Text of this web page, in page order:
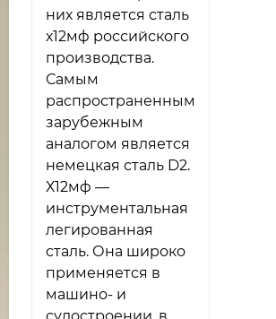
них является сталь
х12мф российского
производства.
Самым
распространенным
зарубежным
аналогом является
немецкая сталь D2.
Х12мф —
инструментальная
легированная
сталь. Она широко
применяется в
машино- и